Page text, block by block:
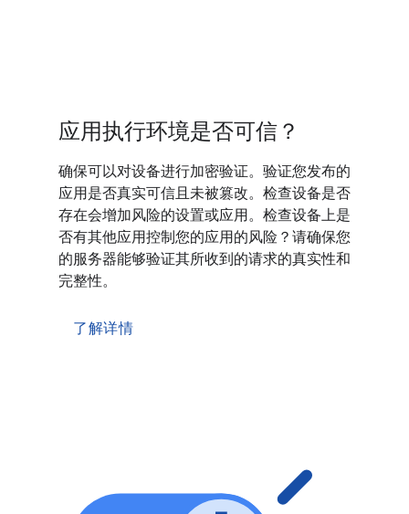
应用执行环境是否可信？
确保可以对设备进行加密验证。验证您发布的
应用是否真实可信且未被篡改。检查设备是否
存在会增加风险的设置或应用。检查设备上是
否有其他应用控制您的应用的风险？请确保您
的服务器能够验证其所收到的请求的真实性和
完整性。
了解详情